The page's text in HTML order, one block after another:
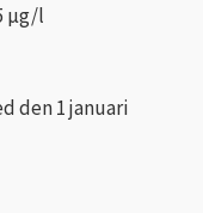
µg/l
den 1 januari